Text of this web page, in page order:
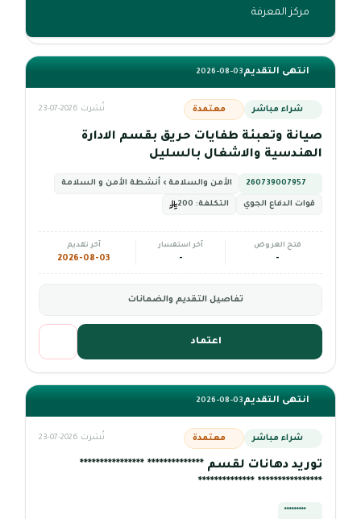
مركز المعرفة
انتهى التقديم2026-08-03
شراء مباشر معتمدة نُشرت 2026-07-23
صيانة وتعبئة طفايات حريق بقسم الادارة
الهندسية والاشغال بالسليل
260739007957 الأمن والسلامة › أنشطة الأمن و السلامة
قوات الدفاع الجوي التكلفة:
فتح العروض
-
آخر استفسار
-
آخر تقديم
2026-08-03
تفاصيل التقديم والضمانات
اعتماد
انتهى التقديم2026-08-03
شراء مباشر معتمدة نُشرت 2026-07-23
توريد دهانات لقسم ************** ****************
**************** **************
*********